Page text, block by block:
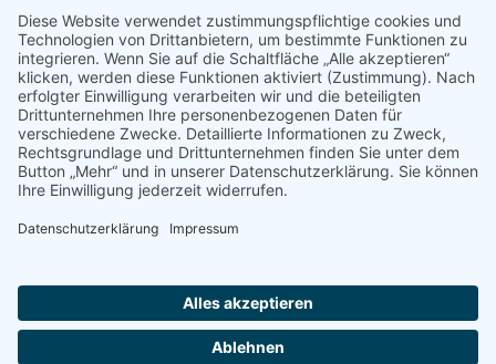
Am Wunderbrunnen 1
04523 Pegau OT Sittel / Werben
Newsletter abonnieren
E-Mail-Adresse
Sicherheitsfrage
Bitte rechnen Sie 2 plus 8.